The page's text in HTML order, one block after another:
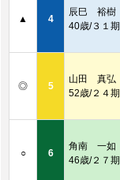
▲ 4
辰巳 裕樹
40歳/３１期
◎ 5
山田 真弘
52歳/２４期
○ 6
角南 一如
46歳/２７期